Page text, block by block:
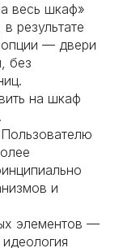
весь шкаф»
результате
опции — двери
без
на шкаф
и
элементов —